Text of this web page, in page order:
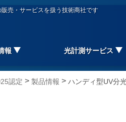
売・サービスを扱う技術商社です
報 光計測サービス
認定 > 製品情報 > ハンディ型UV分